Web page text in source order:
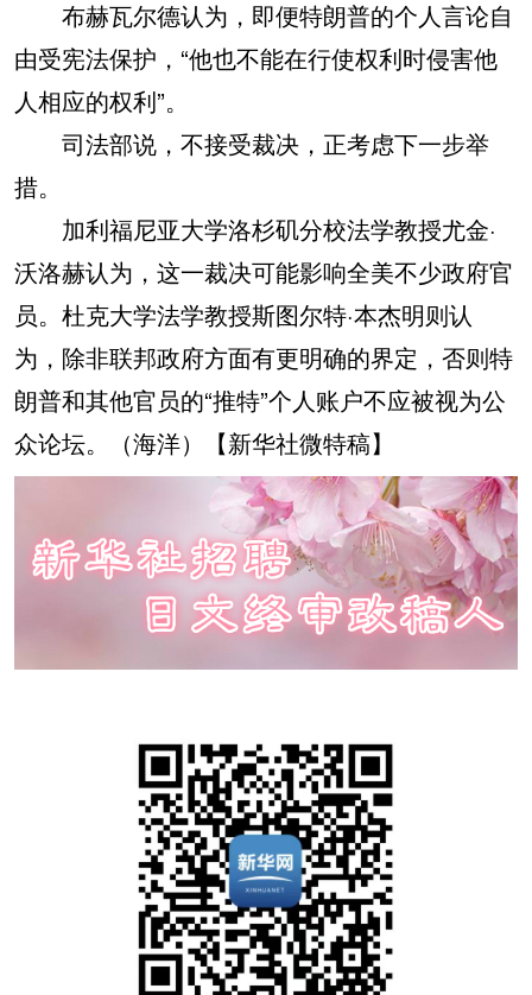
布赫瓦尔德认为，即便特朗普的个人言论自
由受宪法保护，“他也不能在行使权利时侵害他
人相应的权利”。
司法部说，不接受裁决，正考虑下一步举
措。
加利福尼亚大学洛杉矶分校法学教授尤金·
沃洛赫认为，这一裁决可能影响全美不少政府官
员。杜克大学法学教授斯图尔特·本杰明则认
为，除非联邦政府方面有更明确的界定，否则特
朗普和其他官员的“推特”个人账户不应被视为公
众论坛。（海洋）【新华社微特稿】